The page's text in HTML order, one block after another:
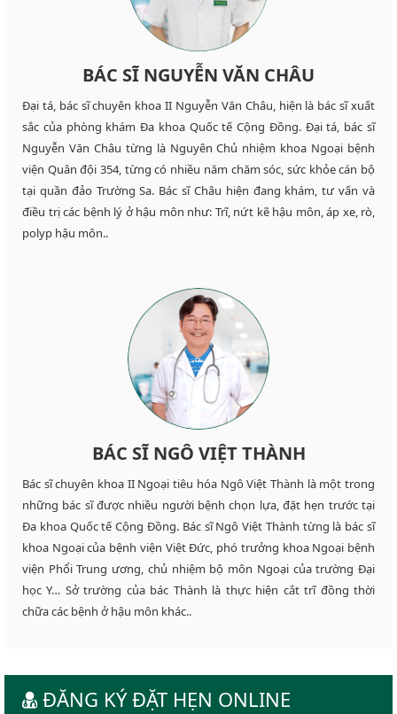
BÁC SĨ NGUYỄN VĂN CHÂU
Đại tá, bác sĩ chuyên khoa II Nguyễn Văn Châu, hiện là bác sĩ xuất
sắc của phòng khám Đa khoa Quốc tế Cộng Đồng. Đại tá, bác sĩ
Nguyễn Văn Châu từng là Nguyên Chủ nhiệm khoa Ngoại bệnh
viện Quân đội 354, từng có nhiều năm chăm sóc, sức khỏe cán bộ
tại quần đảo Trường Sa. Bác sĩ Châu hiện đang khám, tư vấn và
điều trị các bệnh lý ở hậu môn như: Trĩ, nứt kẽ hậu môn, áp xe, rò,
polyp hậu môn..
BÁC SĨ NGÔ VIỆT THÀNH
Bác sĩ chuyên khoa II Ngoại tiêu hóa Ngô Việt Thành là một trong
những bác sĩ được nhiều người bệnh chọn lựa, đặt hẹn trước tại
Đa khoa Quốc tế Cộng Đồng. Bác sĩ Ngô Việt Thành từng là bác sĩ
khoa Ngoại của bệnh viện Việt Đức, phó trưởng khoa Ngoại bệnh
viện Phổi Trung ương, chủ nhiệm bộ môn Ngoại của trường Đại
học Y… Sở trường của bác Thành là thực hiện cắt trĩ đồng thời
chữa các bệnh ở hậu môn khác..
ĐĂNG KÝ ĐẶT HẸN ONLINE